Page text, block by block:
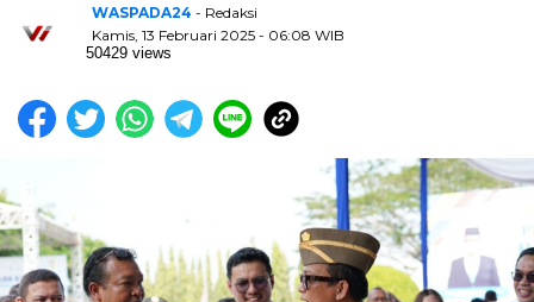
WASPADA24 - Redaksi
Kamis, 13 Februari 2025 - 06:08 WIB
50429 views